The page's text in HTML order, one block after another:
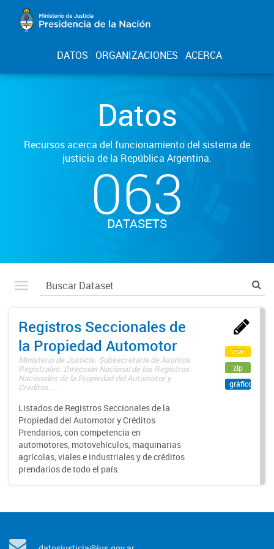
DATOS ORGANIZACIONES ACERCA
Datos
Recursos acerca del funcionamiento del sistema de
justicia de la República Argentina.
063
DATASETS
Registros Seccionales de
la Propiedad Automotor
Ministerio de Justicia. Subsecretaría de Asuntos
Registrales. Dirección Nacional de los Registros
Nacionales de la Propiedad del Automotor y
Créditos ...
Listados de Registros Seccionales de la
Propiedad del Automotor y Créditos
Prendarios, con competencia en
automotores, motovehículos, maquinarias
agrícolas, viales e industriales y de créditos
prendarios de todo el país.
csv
zip
gráfico